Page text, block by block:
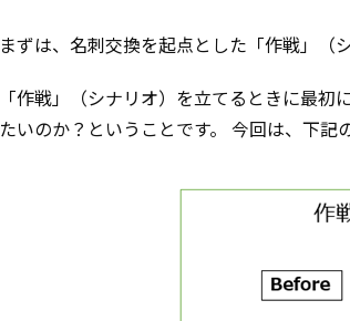
まずは、名刺交換を起点とした「作戦」（
「作戦」（シナリオ）を立てるときに最
たいのか？ということです。 今回は、下